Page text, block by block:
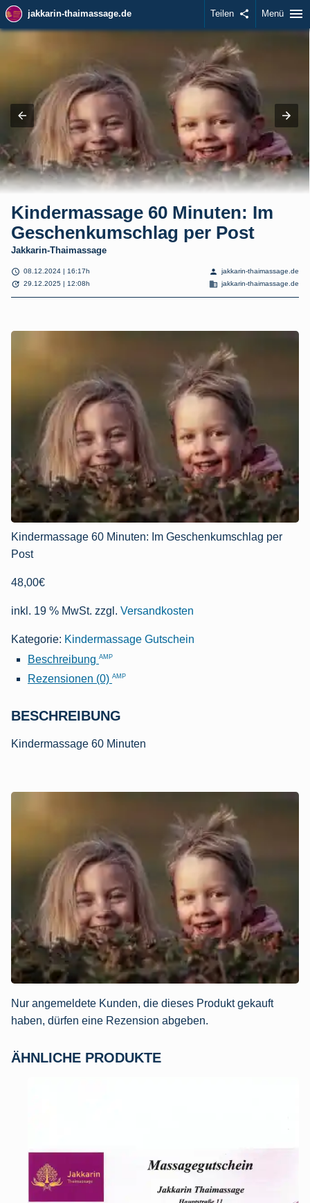
jakkarin-thaimassage.de Teilen share Menü menu
Kindermassage 60 Minuten: Im
Geschenkumschlag per Post
Jakkarin-Thaimassage
schedule 08.12.2024 | 16:17h
update 29.12.2025 | 12:08h
person jakkarin-thaimassage.de
domain jakkarin-thaimassage.de
Kindermassage 60 Minuten: Im Geschenkumschlag per
Post
48,00€
inkl. 19 % MwSt. zzgl. Versandkosten
Kategorie: Kindermassage Gutschein
Beschreibung AMP
Rezensionen (0) AMP
BESCHREIBUNG
Kindermassage 60 Minuten
Nur angemeldete Kunden, die dieses Produkt gekauft
haben, dürfen eine Rezension abgeben.
ÄHNLICHE PRODUKTE